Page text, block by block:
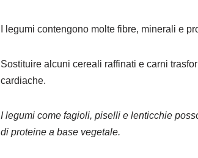
I legumi contengono molte fibre, minerali e
Sostituire alcuni cereali raffinati e carni
cardiache.
I legumi come fagioli, piselli e lenticchie
di proteine ​​a base vegetale.